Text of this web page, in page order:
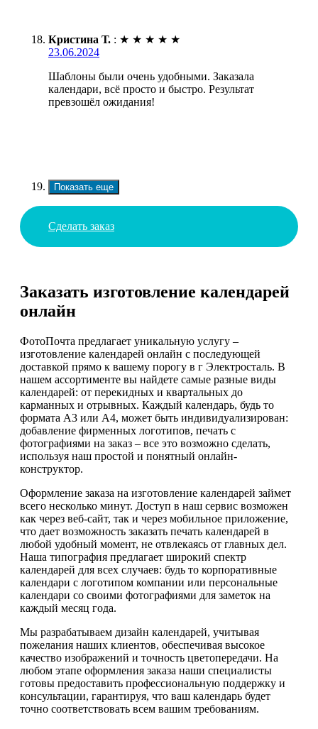
Кристина Т. : ★ ★ ★ ★ ★
23.06.2024
Шаблоны были очень удобными. Заказала
календари, всё просто и быстро. Результат
превзошёл ожидания!
Показать еще
Сделать заказ
Заказать изготовление календарей
онлайн
ФотоПочта предлагает уникальную услугу –
изготовление календарей онлайн с последующей
доставкой прямо к вашему порогу в г Электросталь. В
нашем ассортименте вы найдете самые разные виды
календарей: от перекидных и квартальных до
карманных и отрывных. Каждый календарь, будь то
формата А3 или А4, может быть индивидуализирован:
добавление фирменных логотипов, печать с
фотографиями на заказ – все это возможно сделать,
используя наш простой и понятный онлайн-
конструктор.
Оформление заказа на изготовление календарей займет
всего несколько минут. Доступ в наш сервис возможен
как через веб-сайт, так и через мобильное приложение,
что дает возможность заказать печать календарей в
любой удобный момент, не отвлекаясь от главных дел.
Наша типография предлагает широкий спектр
календарей для всех случаев: будь то корпоративные
календари с логотипом компании или персональные
календари со своими фотографиями для заметок на
каждый месяц года.
Мы разрабатываем дизайн календарей, учитывая
пожелания наших клиентов, обеспечивая высокое
качество изображений и точность цветопередачи. На
любом этапе оформления заказа наши специалисты
готовы предоставить профессиональную поддержку и
консультации, гарантируя, что ваш календарь будет
точно соответствовать всем вашим требованиям.